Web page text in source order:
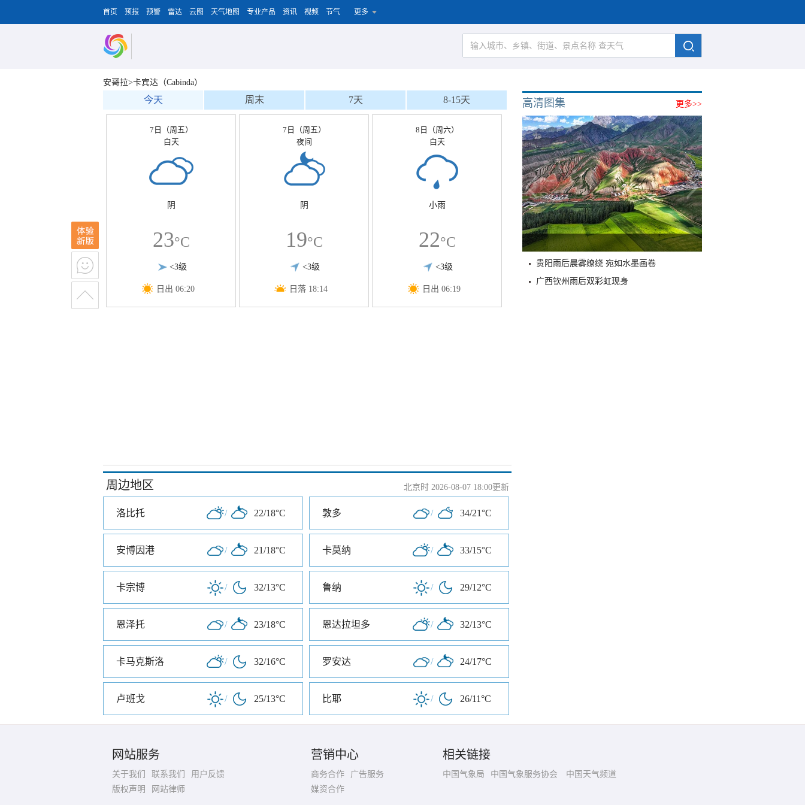
首页 预报 预警 雷达 云图 天气地图 专业产品 资讯 视频 节气 更多
安哥拉>卡宾达（Cabinda）
今天 周末 7天 8-15天
7日（周五）
白天
阴
23°C
<3级
日出 06:20
7日（周五）
夜间
阴
19°C
<3级
日落 18:14
8日（周六）
白天
小雨
22°C
<3级
日出 06:19
周边地区 北京时 2026-08-07 18:00更新
洛比托 / 22/18°C 敦多 / 34/21°C
安博因港 / 21/18°C 卡莫纳 / 33/15°C
卡宗博 / 32/13°C 鲁纳 / 29/12°C
恩泽托 / 23/18°C 恩达拉坦多 / 32/13°C
卡马克斯洛 / 32/16°C 罗安达 / 24/17°C
卢班戈 / 25/13°C 比耶 / 26/11°C
更多>>
高清图集
贵阳雨后晨雾缭绕 宛如水墨画卷
广西钦州雨后双彩虹现身
网站服务
关于我们 联系我们
用户反馈
版权声明
网站律师
营销中心
商务合作
广告服务
媒资合作
相关链接
中国气象局 中国气象服务协会 中国天气频道